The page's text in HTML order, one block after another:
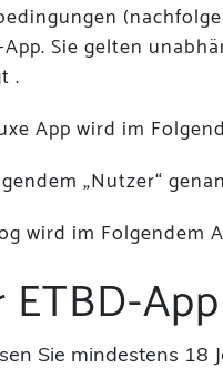
Sie gelten
.
App wird im
„Nutzer“
wird im Folgendem
App
Sie mindestens 18